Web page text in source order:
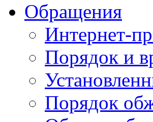
Обращения
Интернет-
Порядок и
Порядок